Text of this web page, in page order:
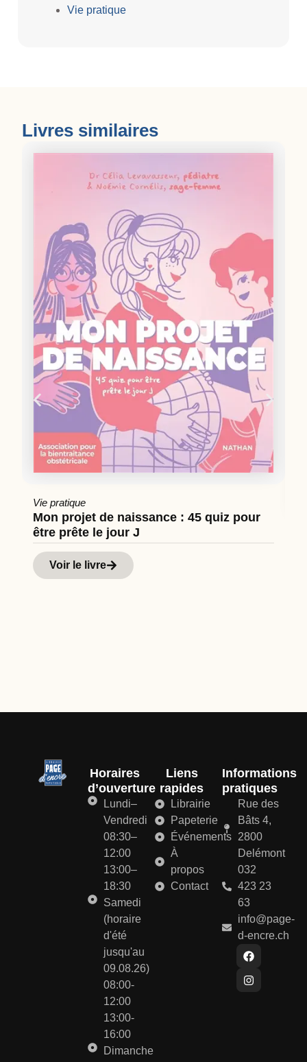
Vie pratique
Livres similaires
Vie pratique
Mon projet de naissance : 45 quiz pour
être prête le jour J
Voir le livre
Horaires
d’ouverture
Lundi–
Vendredi
08:30–
12:00
13:00–
18:30
Samedi
(horaire
d'été
jusqu'au
09.08.26)
08:00-
12:00
13:00-
16:00
Dimanche
Liens
rapides
Librairie
Papeterie
Événements
À
propos
Contact
Informations
pratiques
Rue des
Bâts 4,
2800
Delémont
032
423 23
63
info@page-
d-encre.ch